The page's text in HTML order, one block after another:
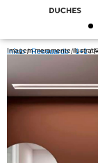
Início/Resguardo/1+1/
Imagem meramente